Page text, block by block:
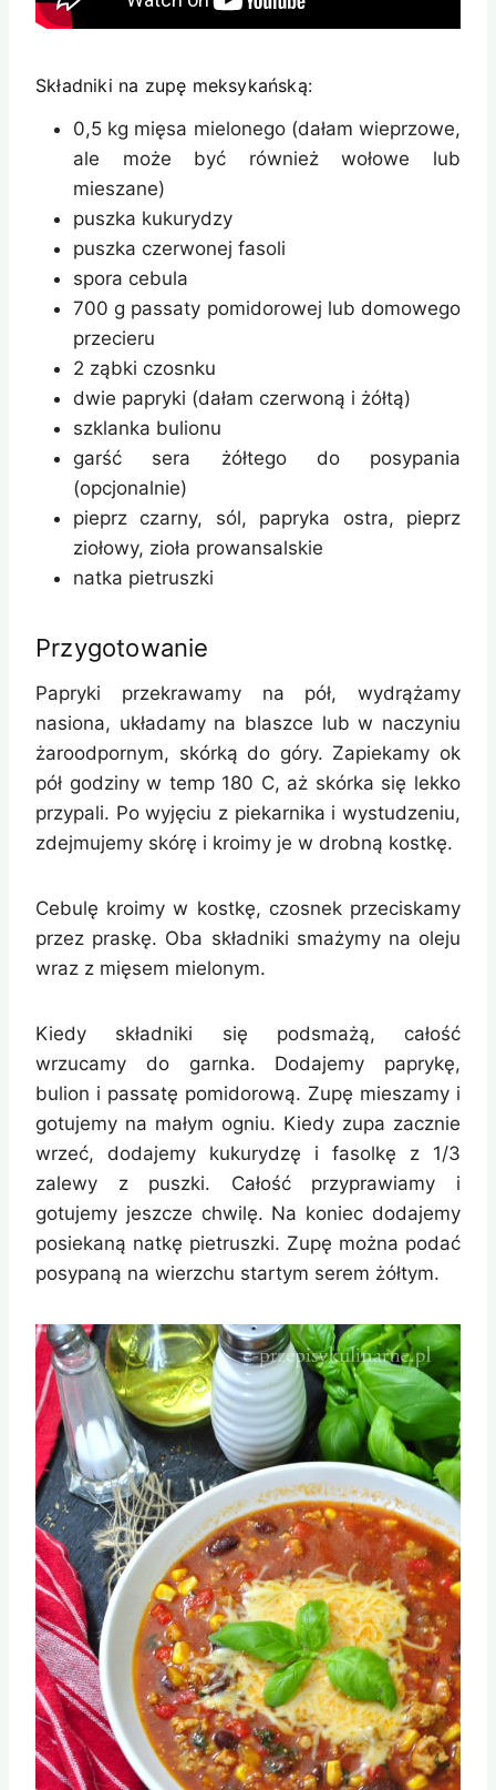
Składniki na zupę meksykańską:
0,5 kg mięsa mielonego (dałam wieprzowe,
ale może być również wołowe lub
mieszane)
puszka kukurydzy
puszka czerwonej fasoli
spora cebula
700 g passaty pomidorowej lub domowego
przecieru
2 ząbki czosnku
dwie papryki (dałam czerwoną i żółtą)
szklanka bulionu
garść sera żółtego do posypania
(opcjonalnie)
pieprz czarny, sól, papryka ostra, pieprz
ziołowy, zioła prowansalskie
natka pietruszki
Przygotowanie
Papryki przekrawamy na pół, wydrążamy
nasiona, układamy na blaszce lub w naczyniu
żaroodpornym, skórką do góry. Zapiekamy ok
pół godziny w temp 180 C, aż skórka się lekko
przypali. Po wyjęciu z piekarnika i wystudzeniu,
zdejmujemy skórę i kroimy je w drobną kostkę.
Cebulę kroimy w kostkę, czosnek przeciskamy
przez praskę. Oba składniki smażymy na oleju
wraz z mięsem mielonym.
Kiedy składniki się podsmażą, całość
wrzucamy do garnka. Dodajemy paprykę,
bulion i passatę pomidorową. Zupę mieszamy i
gotujemy na małym ogniu. Kiedy zupa zacznie
wrzeć, dodajemy kukurydzę i fasolkę z 1/3
zalewy z puszki. Całość przyprawiamy i
gotujemy jeszcze chwilę. Na koniec dodajemy
posiekaną natkę pietruszki. Zupę można podać
posypaną na wierzchu startym serem żółtym.